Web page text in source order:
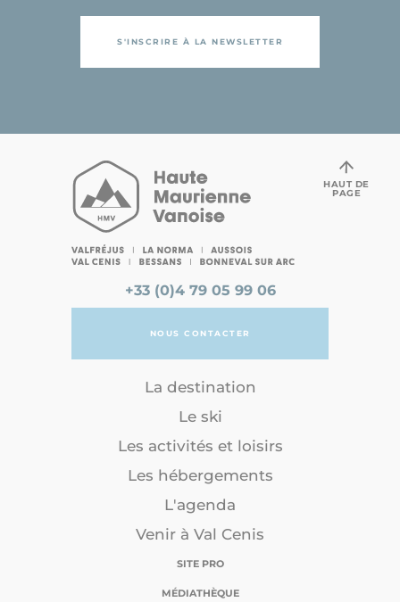
S'INSCRIRE À LA NEWSLETTER
+33 (0)4 79 05 99 06
NOUS CONTACTER
La destination
Le ski
Les activités et loisirs
Les hébergements
L'agenda
Venir à Val Cenis
SITE PRO
MÉDIATHÈQUE
HAUT DE
PAGE